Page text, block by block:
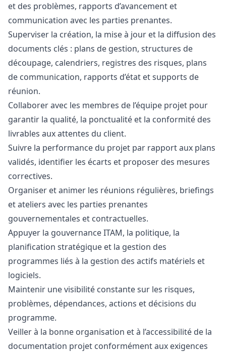
et des problèmes, rapports d’avancement et
communication avec les parties prenantes.
Superviser la création, la mise à jour et la diffusion des
documents clés : plans de gestion, structures de
découpage, calendriers, registres des risques, plans
de communication, rapports d’état et supports de
réunion.
Collaborer avec les membres de l’équipe projet pour
garantir la qualité, la ponctualité et la conformité des
livrables aux attentes du client.
Suivre la performance du projet par rapport aux plans
validés, identifier les écarts et proposer des mesures
correctives.
Organiser et animer les réunions régulières, briefings
et ateliers avec les parties prenantes
gouvernementales et contractuelles.
Appuyer la gouvernance ITAM, la politique, la
planification stratégique et la gestion des
programmes liés à la gestion des actifs matériels et
logiciels.
Maintenir une visibilité constante sur les risques,
problèmes, dépendances, actions et décisions du
programme.
Veiller à la bonne organisation et à l’accessibilité de la
documentation projet conformément aux exigences